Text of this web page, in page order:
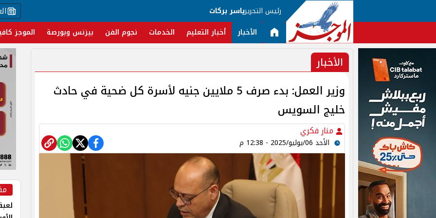
رئيس التحريرياسر بركات
الأخبار أخبار التعليم الخدمات نجوم الفن بيزنس وبورصة الموجز
الأخبار
وزير العمل: بدء صرف 5 ملايين جنيه لأسرة كل ضحية في حادث
خليج السويس
منار فكري
الأحد 06/يوليو/2025 - 12:38 م